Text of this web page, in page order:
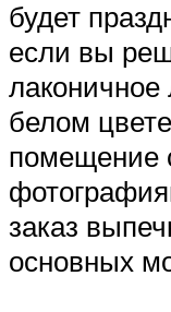
будет
если вы
лаконичное
белом
помещение
заказ
основных